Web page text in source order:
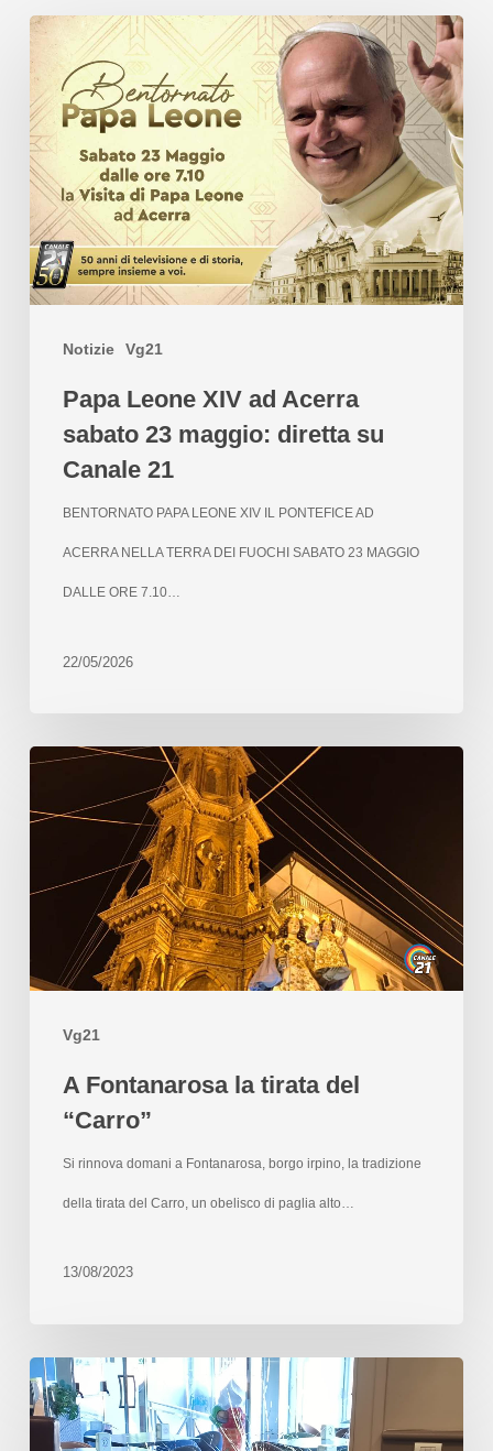
Notizie Vg21
Papa Leone XIV ad Acerra
sabato 23 maggio: diretta su
Canale 21
BENTORNATO PAPA LEONE XIV IL PONTEFICE AD
ACERRA NELLA TERRA DEI FUOCHI SABATO 23 MAGGIO
DALLE ORE 7.10…
22/05/2026
Vg21
A Fontanarosa la tirata del
“Carro”
Si rinnova domani a Fontanarosa, borgo irpino, la tradizione
della tirata del Carro, un obelisco di paglia alto…
13/08/2023